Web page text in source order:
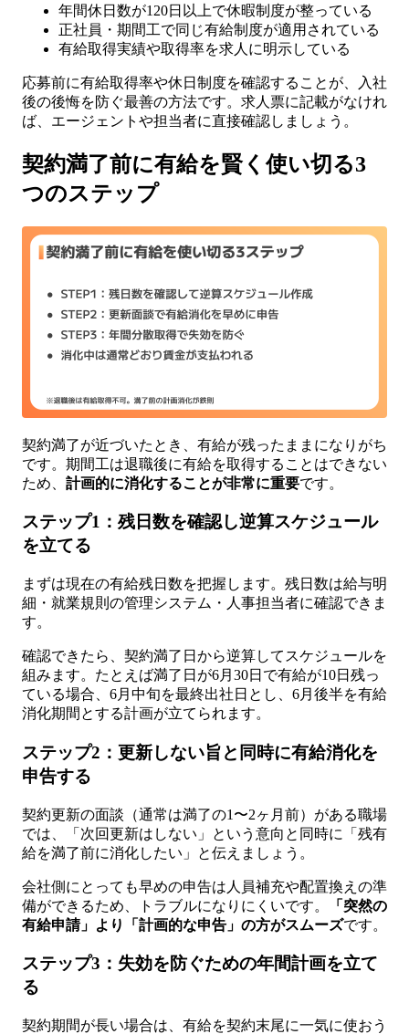
年間休日数が120日以上で休暇制度が整っている
正社員・期間工で同じ有給制度が適用されている
有給取得実績や取得率を求人に明示している
応募前に有給取得率や休日制度を確認することが、入社
後の後悔を防ぐ最善の方法です。求人票に記載がなけれ
ば、エージェントや担当者に直接確認しましょう。
契約満了前に有給を賢く使い切る3
つのステップ
契約満了が近づいたとき、有給が残ったままになりがち
です。期間工は退職後に有給を取得することはできない
ため、 計画的に消化することが非常に重要です。
ステップ1：残日数を確認し逆算スケジュール
を立てる
まずは現在の有給残日数を把握します。残日数は給与明
細・就業規則の管理システム・人事担当者に確認できま
す。
確認できたら、契約満了日から逆算してスケジュールを
組みます。たとえば満了日が6月30日で有給が10日残っ
ている場合、6月中旬を最終出社日とし、6月後半を有給
消化期間とする計画が立てられます。
ステップ2：更新しない旨と同時に有給消化を
申告する
契約更新の面談（通常は満了の1〜2ヶ月前）がある職場
では、「次回更新はしない」という意向と同時に「残有
給を満了前に消化したい」と伝えましょう。
会社側にとっても早めの申告は人員補充や配置換えの準
備ができるため、トラブルになりにくいです。
「突然の
有給申請」より「計画的な申告」の方がスムーズです。
ステップ3：失効を防ぐための年間計画を立て
る
契約期間が長い場合は、有給を契約末尾に一気に使おう